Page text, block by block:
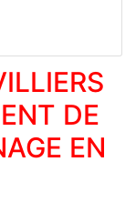
DE
EN